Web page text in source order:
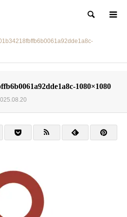
検索
1080×1080